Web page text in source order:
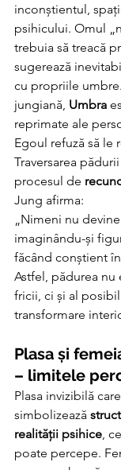
inconștientul,
psihicului. Omul
trebuia să treacă
sugerează
cu propriile
jungiană, Umbra
reprimate ale
Egoul refuză să le
Traversarea
procesul de
Jung afirma:
„Nimeni nu
imaginându-și
făcând conștient
Astfel, pădurea nu
fricii, ci și al
transformare
Plasa și
– limitele
Plasa invizibilă
simbolizează
realității psihice,
poate percepe.